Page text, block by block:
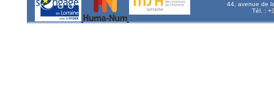
44, avenue de
Tél. :